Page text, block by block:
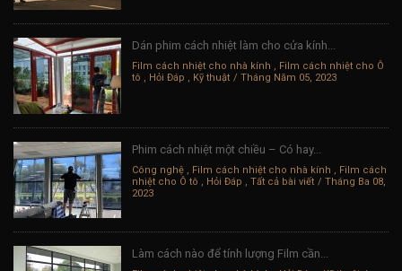
Dán phim cách nhiệt làm cho cửa kính...
Film cách nhiệt cho nhà kính , Film cách nhiệt cho Ô
tô , Hỏi Đáp , Kỹ thuật Tháng Năm 05, 2023
Phim cách nhiệt một chiều – Có hay...
Công nghệ , Film cách nhiệt cho nhà kính , Film cách
nhiệt cho Ô tô , Hỏi Đáp , Tất cả bài viết
Tháng Ba 08,
2023
Làm cách nào để tính lượng Film cần...